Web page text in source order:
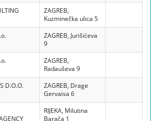
ZAGREB,
Kuzminečka ulica 5
ZAGREB, Jurišićeva
9
ZAGREB,
Radauševa 9
D.O.O.
ZAGREB, Drage
Gervaisa 6
RIJEKA, Milutina
Barača 1